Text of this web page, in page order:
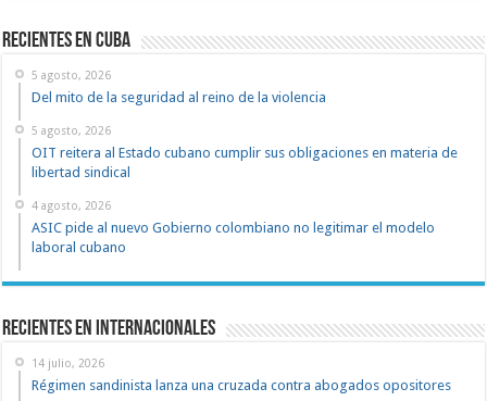
recientes en cuba
5 agosto, 2026
Del mito de la seguridad al reino de la violencia
5 agosto, 2026
OIT reitera al Estado cubano cumplir sus obligaciones en materia de
libertad sindical
4 agosto, 2026
ASIC pide al nuevo Gobierno colombiano no legitimar el modelo
laboral cubano
Recientes en Internacionales
14 julio, 2026
Régimen sandinista lanza una cruzada contra abogados opositores